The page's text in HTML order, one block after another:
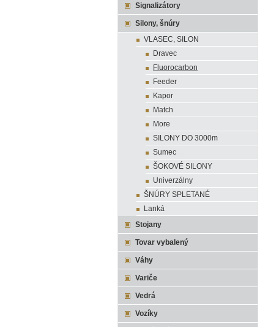
Signalizátory
Silony, šnúry
VLASEC, SILON
Dravec
Fluorocarbon
Feeder
Kapor
Match
More
SILONY DO 3000m
Sumec
ŠOKOVÉ SILONY
Univerzálny
ŠNÚRY SPLETANÉ
Lanká
Stojany
Tovar vybalený
Váhy
Variče
Vedrá
Vozíky